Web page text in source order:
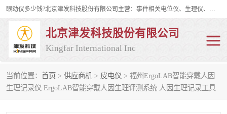
眼动仪多少钱?北京津发科技股份有限公司主营：事件相关电位仪、生理仪、肌电仪、脑电仪、皮电仪、眼动仪；是国家级高新技术企业、科技部认定的科技型中小企业和中关村高新技术企业，具备保密资格，具备自主进出口经营权；自主研发技术、产品与服务荣获多项省部级科学技术奖励、国家发明专利、国家软件著作权和省部级新技术新产品（服务）认证。
北京津发科技股份有限公司
Kingfar International Inc
当前位置： 首页 > 供应商机 > 皮电仪 > 福州ErgoLAB智能穿戴人因
生理记录仪 ErgoLAB智能穿戴人因生理评测系统 人因生理记录工具
皮电仪 脑电仪